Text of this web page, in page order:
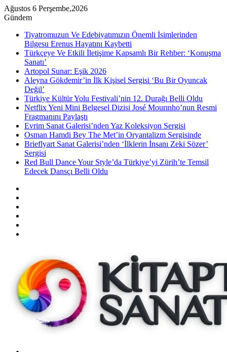
Ağustos 6 Perşembe,2026
Gündem
Tiyatromuzun Ve Edebiyatımızın Önemli İsimlerinden
Bilgesu Erenus Hayatını Kaybetti
Türkçeye Ve Etkili İletişime Kapsamlı Bir Rehber: ‘Konuşma
Sanatı’
Artopol Sunar: Eşik 2026
Aleyna Gökdemir’in İlk Kişisel Sergisi ‘Bu Bir Oyuncak
Değil’
Türkiye Kültür Yolu Festivali’nin 12. Durağı Belli Oldu
Netflix Yeni Mini Belgesel Dizisi José Mourınho’nun Resmi
Fragmanını Paylaştı
Evrim Sanat Galerisi’nden Yaz Koleksiyon Sergisi
Osman Hamdi Bey The Met’in Oryantalizm Sergisinde
Brieflyart Sanat Galerisi’nden ‘İlklerin İnsanı Zeki Sözer’
Sergisi
Red Bull Dance Your Style’da Türkiye’yi Zürih’te Temsil
Edecek Dansçı Belli Oldu